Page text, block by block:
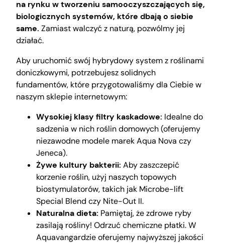
na rynku w tworzeniu samooczyszczających się,
biologicznych systemów, które dbają o siebie
same. Zamiast walczyć z naturą, pozwólmy jej
działać.
Aby uruchomić swój hybrydowy system z roślinami
doniczkowymi, potrzebujesz solidnych
fundamentów, które przygotowaliśmy dla Ciebie w
naszym sklepie internetowym:
Wysokiej klasy filtry kaskadowe: Idealne do
sadzenia w nich roślin domowych (oferujemy
niezawodne modele marek Aqua Nova czy
Jeneca).
Żywe kultury bakterii: Aby zaszczepić
korzenie roślin, użyj naszych topowych
biostymulatorów, takich jak Microbe-lift
Special Blend czy Nite-Out II.
Naturalna dieta: Pamiętaj, że zdrowe ryby
zasilają rośliny! Odrzuć chemiczne płatki. W
Aquavangardzie oferujemy najwyższej jakości